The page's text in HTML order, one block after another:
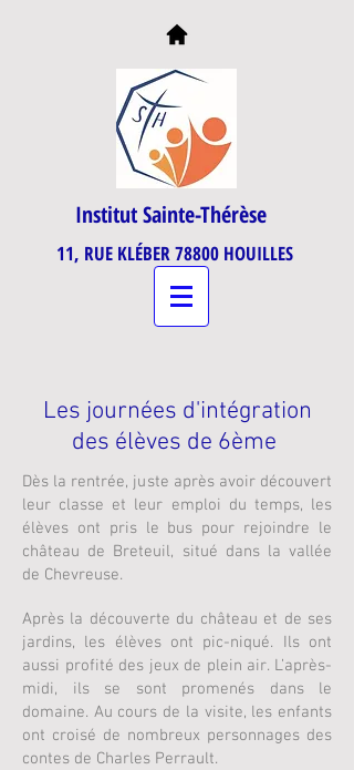
Institut Sainte-Thérèse
11, RUE KLÉBER 78800 HOUILLES
Les journées d'intégration
des élèves de 6ème
Dès la rentrée, juste après avoir découvert
leur classe et leur emploi du temps, les
élèves ont pris le bus pour rejoindre le
château de Breteuil, situé dans la vallée
de Chevreuse. ​
Après la découverte du château et de ses
jardins, les élèves ont pic-niqué. Ils ont
aussi profité des jeux de plein air. L’après-
midi, ils se sont promenés dans le
domaine. Au cours de la visite, les enfants
ont croisé de nombreux personnages des
contes de Charles Perrault. ​